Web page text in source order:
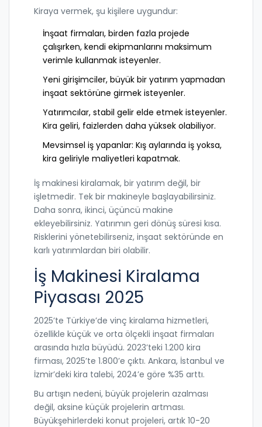
Kiraya vermek, şu kişilere uygundur:
İnşaat firmaları, birden fazla projede
çalışırken, kendi ekipmanlarını maksimum
verimle kullanmak isteyenler.
Yeni girişimciler, büyük bir yatırım yapmadan
inşaat sektörüne girmek isteyenler.
Yatırımcılar, stabil gelir elde etmek isteyenler.
Kira geliri, faizlerden daha yüksek olabiliyor.
Mevsimsel iş yapanlar: Kış aylarında iş yoksa,
kira geliriyle maliyetleri kapatmak.
İş makinesi kiralamak, bir yatırım değil, bir
işletmedir. Tek bir makineyle başlayabilirsiniz.
Daha sonra, ikinci, üçüncü makine
ekleyebilirsiniz. Yatırımın geri dönüş süresi kısa.
Risklerini yönetebilirseniz, inşaat sektöründe en
karlı yatırımlardan biri olabilir.
İş Makinesi Kiralama
Piyasası 2025
2025’te Türkiye’de vinç kiralama hizmetleri,
özellikle küçük ve orta ölçekli inşaat firmaları
arasında hızla büyüdü. 2023’teki 1.200 kira
firması, 2025’te 1.800’e çıktı. Ankara, İstanbul ve
İzmir’deki kira talebi, 2024’e göre %35 arttı.
Bu artışın nedeni, büyük projelerin azalması
değil, aksine küçük projelerin artması.
Büyükşehirlerdeki konut projeleri, artık 10-20